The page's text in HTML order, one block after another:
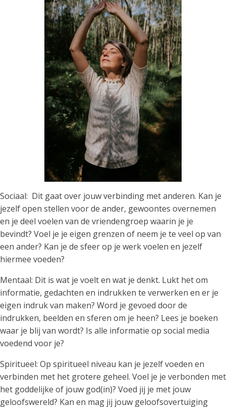
Sociaal: Dit gaat over jouw verbinding met anderen. Kan je
jezelf open stellen voor de ander, gewoontes overnemen
en je deel voelen van de vriendengroep waarin je je
bevindt? Voel je je eigen grenzen of neem je te veel op van
een ander? Kan je de sfeer op je werk voelen en jezelf
hiermee voeden?
Mentaal: Dit is wat je voelt en wat je denkt. Lukt het om
informatie, gedachten en indrukken te verwerken en er je
eigen indruk van maken? Word je gevoed door de
indrukken, beelden en sferen om je heen? Lees je boeken
waar je blij van wordt? Is alle informatie op social media
voedend voor je?
Spiritueel: Op spiritueel niveau kan je jezelf voeden en
verbinden met het grotere geheel. Voel je je verbonden met
het goddelijke of jouw god(in)? Voed jij je met jouw
geloofswereld? Kan en mag jij jouw geloofsovertuiging